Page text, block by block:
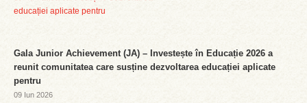
Gala Junior Achievement (JA) – Investește în Educație 2026 a
reunit comunitatea care susține dezvoltarea educației aplicate
pentru
09 Iun 2026